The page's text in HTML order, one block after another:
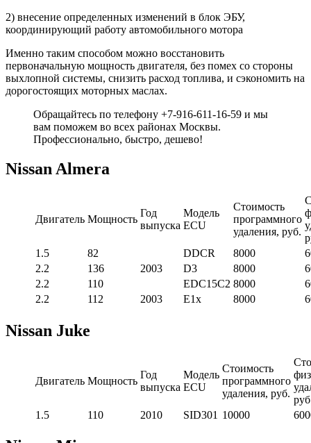
2) внесение определенных изменений в блок ЭБУ,
координирующий работу автомобильного мотора
Именно таким способом можно восстановить
первоначальную мощность двигателя, без помех со стороны
выхлопной системы, снизить расход топлива, и сэкономить на
дорогостоящих моторных маслах.
Обращайтесь по телефону +7-916-611-16-59 и мы
вам поможем во всех районах Москвы.
Профессионально, быстро, дешево!
Nissan Almera
Двигатель Мощность
Год
выпуска
Модель
ECU
Стоимость
программного
удаления, руб.
1.5
82 DDCR 8000
2.2
136 2003 D3 8000
2.2
110 EDC15C2 8000
2.2
112 2003 E1x 8000
Nissan Juke
Двигатель Мощность
Год
выпуска
Модель
ECU
Стоимость
программного
удаления, руб.
1.5
110 2010 SID301 10000